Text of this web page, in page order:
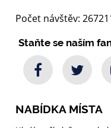
Počet návštěv:
Staňte se naším
NABÍDKA MÍSTA